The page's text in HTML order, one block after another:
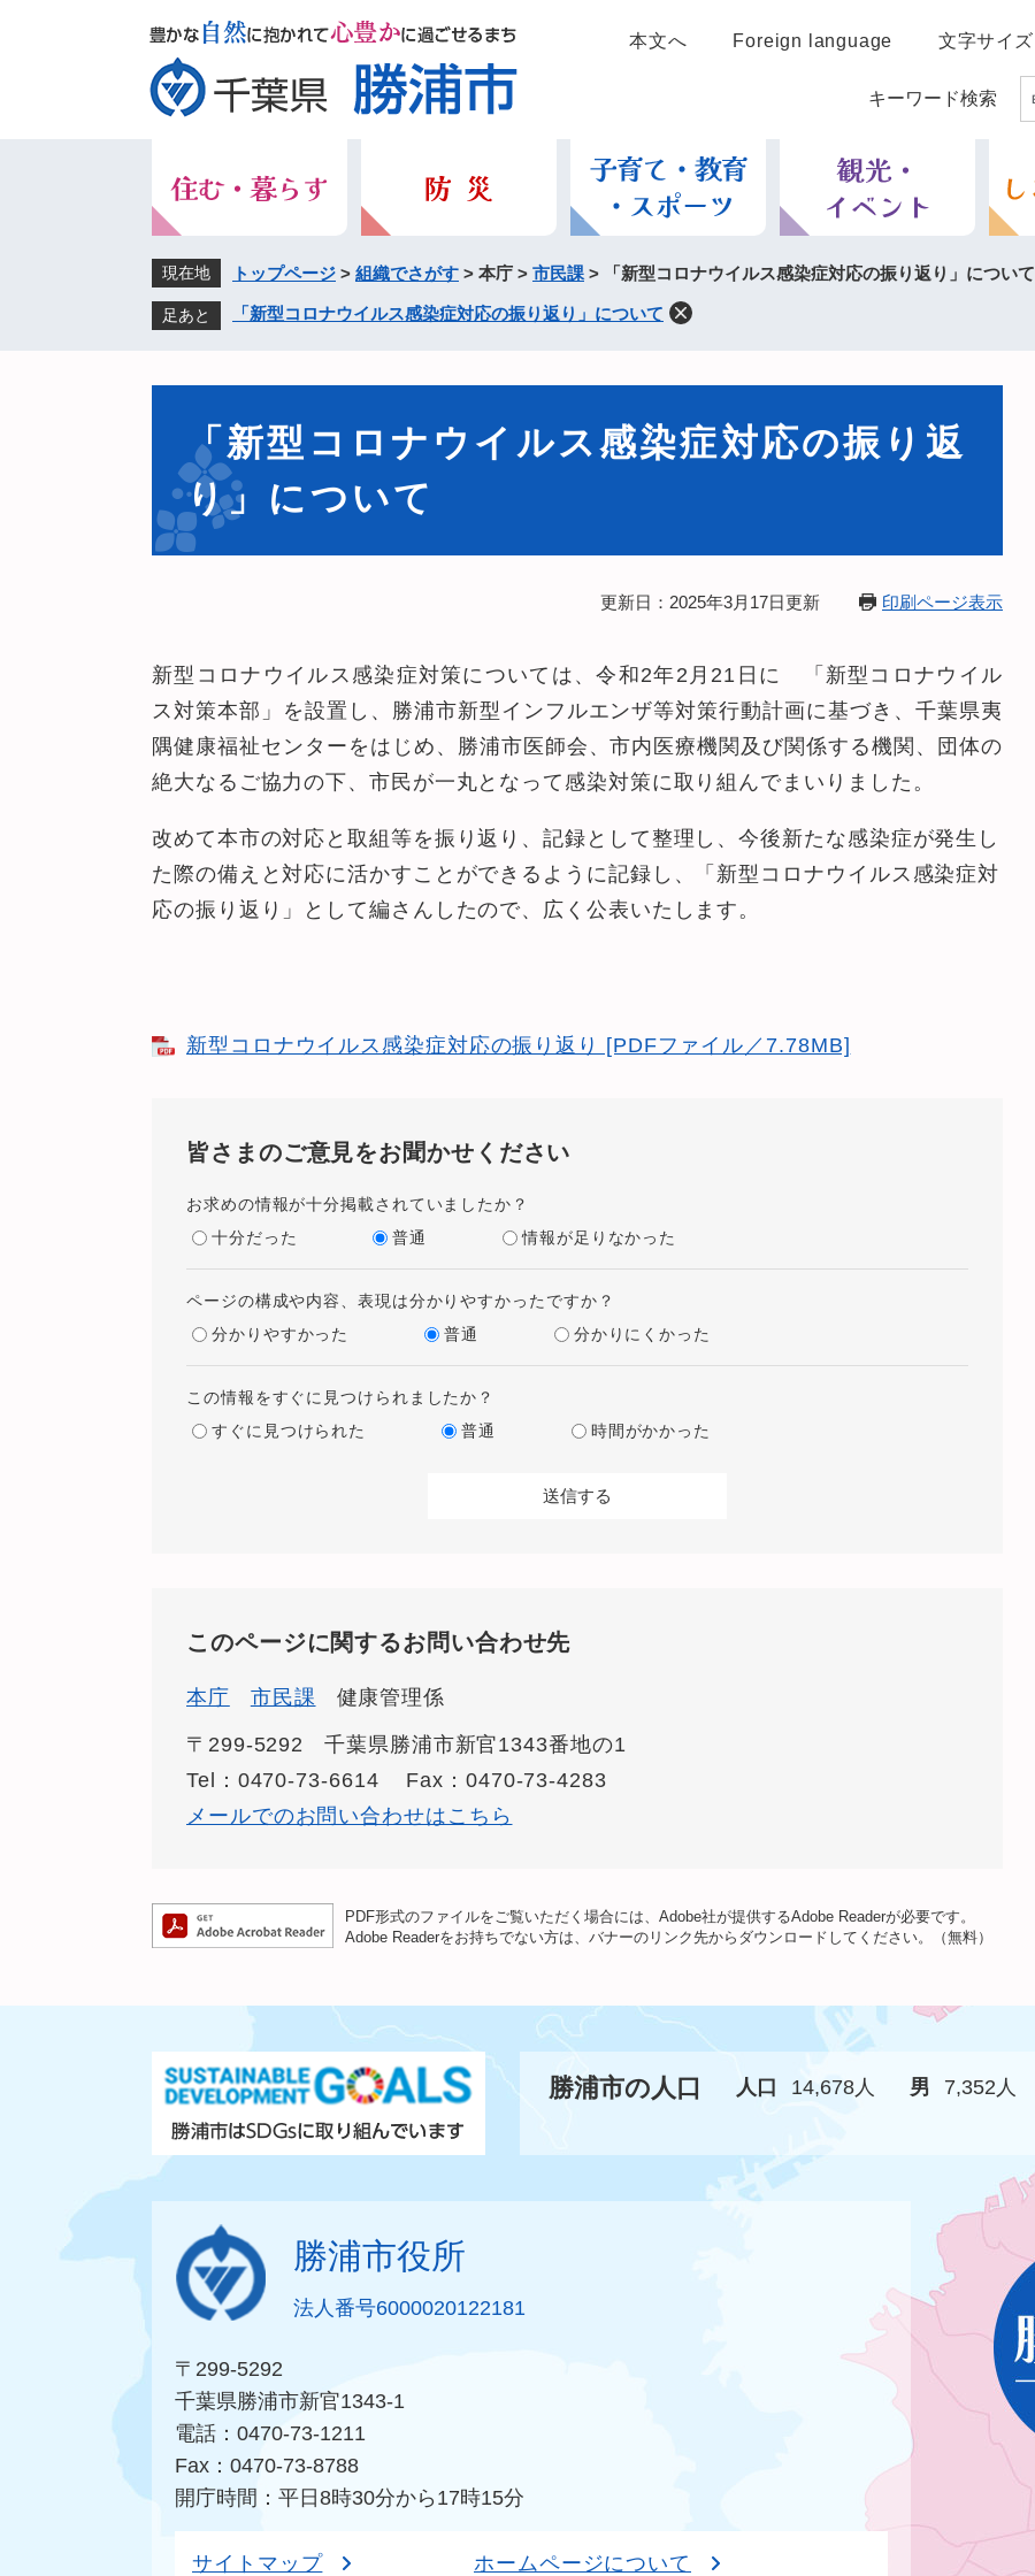
本文へ Foreign language 文字サイズ
キーワード検索
現在地 トップページ > 組織でさがす > 本庁 > 市民課 > 「新型コロナウイルス感染症対応の振り返り」について
足あと 「新型コロナウイルス感染症対応の振り返り」について
「新型コロナウイルス感染症対応の振り返
り」について
更新日：2025年3月17日更新 印刷ページ表示
新型コロナウイルス感染症対策については、令和2年2月21日に 「新型コロナウイル
ス対策本部」を設置し、勝浦市新型インフルエンザ等対策行動計画に基づき、千葉県夷
隅健康福祉センターをはじめ、勝浦市医師会、市内医療機関及び関係する機関、団体の
絶大なるご協力の下、市民が一丸となって感染対策に取り組んでまいりました。
改めて本市の対応と取組等を振り返り、記録として整理し、今後新たな感染症が発生し
た際の備えと対応に活かすことができるように記録し、「新型コロナウイルス感染症対
応の振り返り」として編さんしたので、広く公表いたします。
新型コロナウイルス感染症対応の振り返り [PDFファイル／7.78MB]
皆さまのご意見をお聞かせください
お求めの情報が十分掲載されていましたか？
十分だった
普通 情報が足りなかった
ページの構成や内容、表現は分かりやすかったですか？
分かりやすかった
普通 分かりにくかった
この情報をすぐに見つけられましたか？
すぐに見つけられた
普通 時間がかかった
このページに関するお問い合わせ先
本庁 市民課 健康管理係
〒299-5292
千葉県勝浦市新官1343番地の1
Tel：0470-73-6614
Fax：0470-73-4283
メールでのお問い合わせはこちら
PDF形式のファイルをご覧いただく場合には、Adobe社が提供するAdobe Readerが必要です。
Adobe Readerをお持ちでない方は、バナーのリンク先からダウンロードしてください。（無料）
勝浦市の人口 人口 14,678人 男 7,352人
勝浦市役所
法人番号6000020122181
〒299-5292
千葉県勝浦市新官1343-1
電話：0470-73-1211
Fax：0470-73-8788
開庁時間：平日8時30分から17時15分
サイトマップ ホームページについて